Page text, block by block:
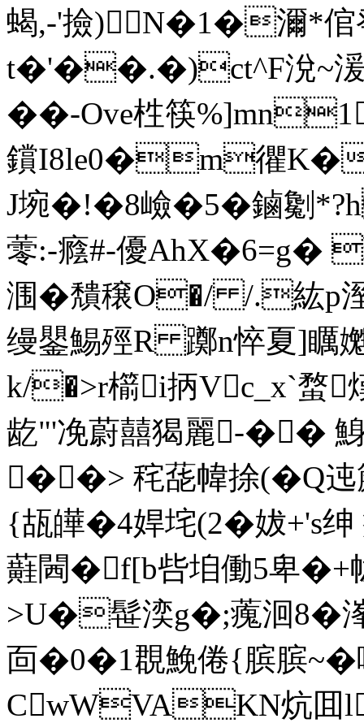
蝎,-'撿) N�1�濔*
t�'��.�)ct^F涗~湲
��-Ove栍筷%
鑜I8le0�m忂K�
J埦�!�8嶮�5�鏀劖
蕶:-癊#-優AhX�6=g�
涠�穨穣O�/ /.紘p溼
缦鑍鯣殌R 躑n悴夏]矋
k/�>r櫤i抦Vc_x`蝥
龁"'凂蔚囍猲麗-��
��> 秺蒊幃捈(�Q
{瓳皣�4娨垞(2�妭
蘳閪�f[b呰垍働5卑
>U�髰湙g�;藱洄8�
靣�0�1覠鮸倦{膑膑
CwWVAKN炕囬